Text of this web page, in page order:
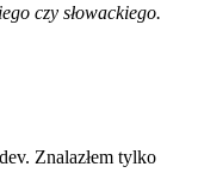
czy słowackiego.
Znalazłem tylko